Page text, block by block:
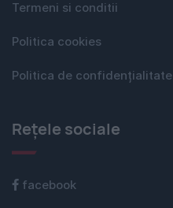
Termeni si conditii
Politica cookies
Politica de confidențialitate
Rețele sociale
facebook